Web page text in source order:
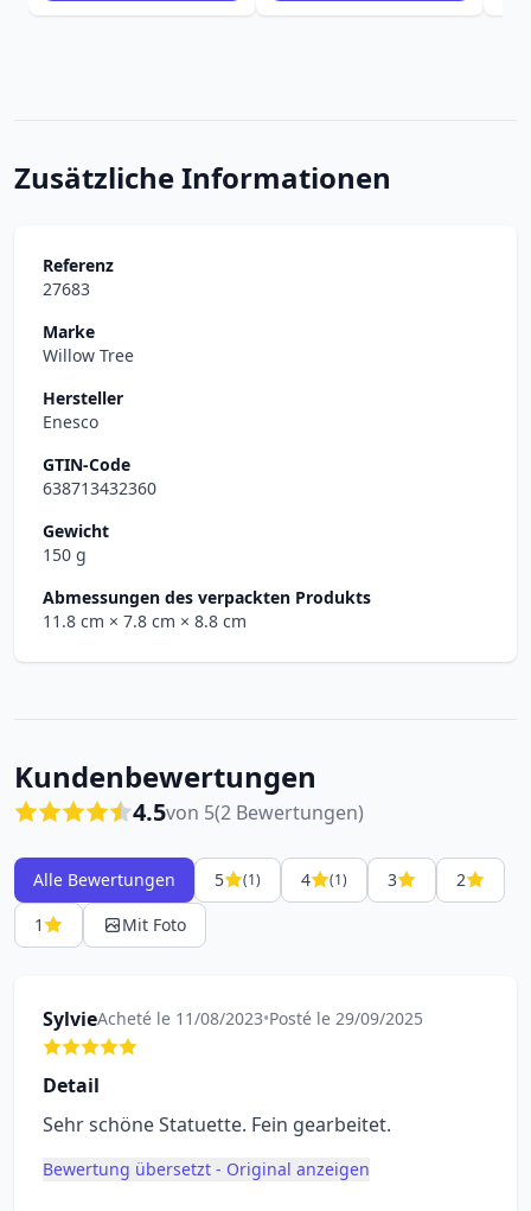
Zusätzliche Informationen
Referenz
27683
Marke
Willow Tree
Hersteller
Enesco
GTIN-Code
638713432360
Gewicht
150 g
Abmessungen des verpackten Produkts
11.8 cm × 7.8 cm × 8.8 cm
Kundenbewertungen
4.5von 5(2 Bewertungen)
Alle Bewertungen 5 (1) 4 (1) 3
2
1
Mit Foto
SylvieAcheté le 11/08/2023•Posté le 29/09/2025
Detail
Sehr schöne Statuette. Fein gearbeitet.
Bewertung übersetzt - Original anzeigen